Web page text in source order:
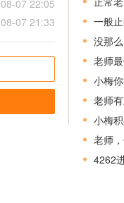
08-07 22:05
08-07 21:33
一般
没那
老师
小梅
老师
小梅
老师
4262